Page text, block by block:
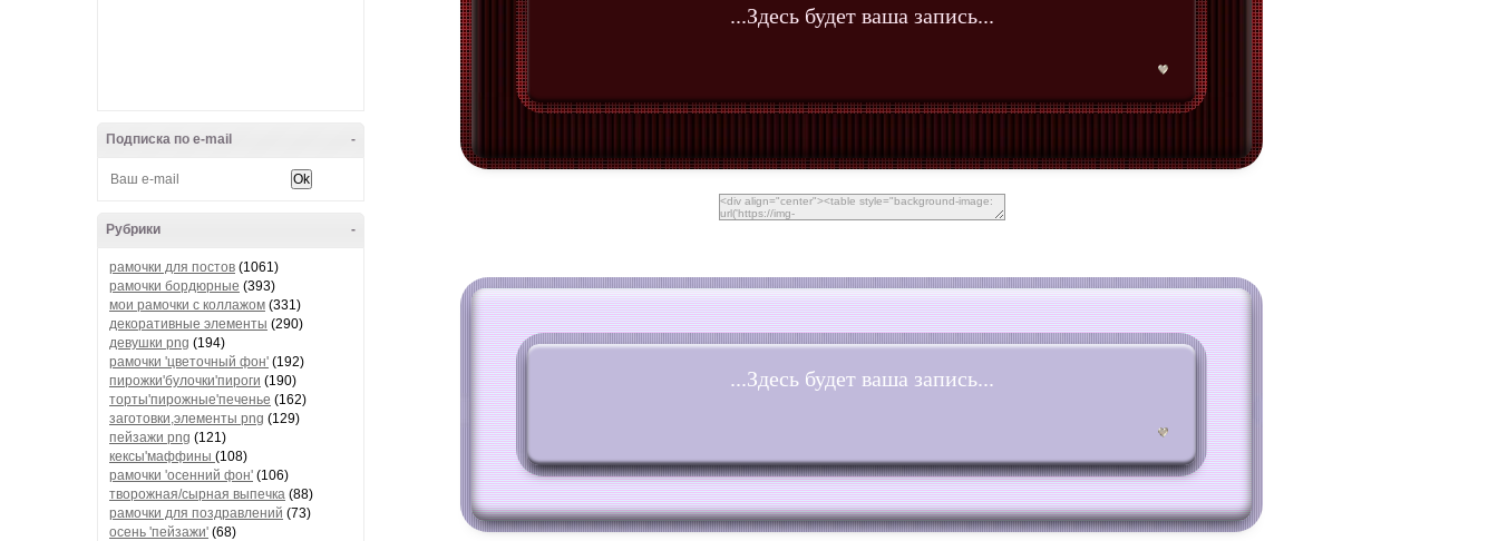
-
Подписка по e-mail
-
Рубрики
рамочки для постов (1061)
рамочки бордюрные (393)
мои рамочки с коллажом (331)
декоративные элементы (290)
девушки png (194)
рамочки 'цветочный фон' (192)
пирожки'булочки'пироги (190)
торты'пирожные'печенье (162)
заготовки,элементы png (129)
пейзажи png (121)
кексы'маффины (108)
рамочки 'осенний фон' (106)
творожная/сырная выпечка (88)
рамочки для поздравлений (73)
осень 'пейзажи' (68)
...Здесь будет ваша запись...
...Здесь будет ваша запись...